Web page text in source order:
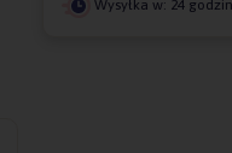
Wysyłka w: 24